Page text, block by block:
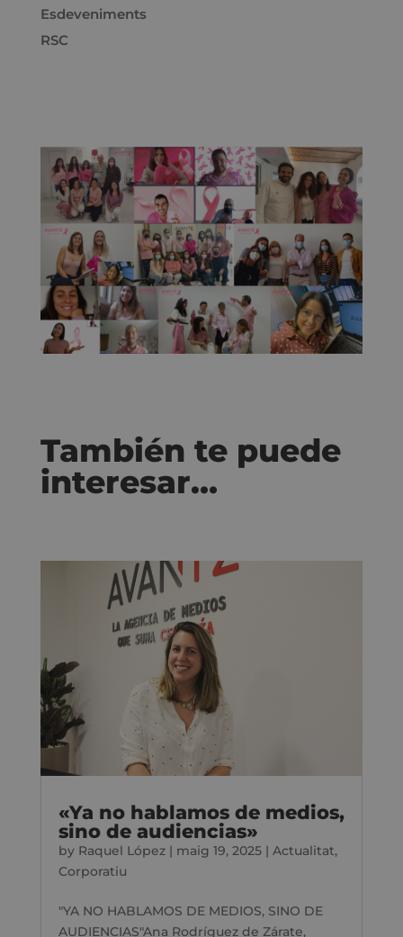
Esdeveniments
RSC
También te puede
interesar…
«Ya no hablamos de medios,
sino de audiencias»
by Raquel López| maig 19, 2025| Actualitat,
Corporatiu
"YA NO HABLAMOS DE MEDIOS, SINO DE
AUDIENCIAS"Ana Rodríguez de Zárate,